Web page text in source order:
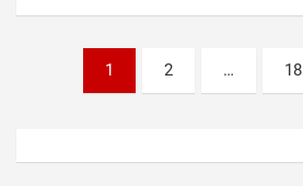
Paginazione
1 2 … 18
Admin
Admin